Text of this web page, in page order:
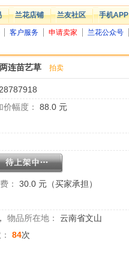
兰花店铺 兰友社区 手机APP
客户服务 申请卖家 兰花公众号
连苗艺草 拍卖
价幅度： 88.0 元
：
30.0 元（买家承担）
， 物品所在地：
云南省文山
84次